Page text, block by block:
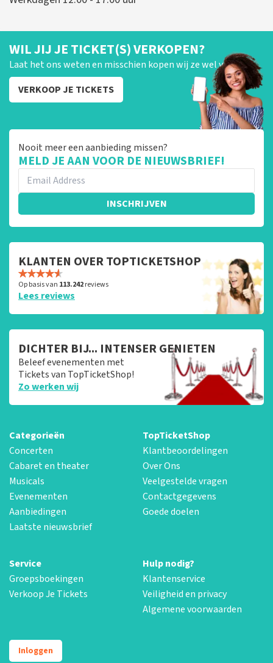
WIL JIJ JE TICKET(S) VERKOPEN?
Laat het ons weten en misschien kopen wij ze wel van je!
VERKOOP JE TICKETS
Nooit meer een aanbieding missen?
MELD JE AAN VOOR DE NIEUWSBRIEF!
INSCHRIJVEN
KLANTEN OVER TOPTICKETSHOP
Op basis van 113.242reviews
Lees reviews
DICHTER BIJ... INTENSER GENIETEN
Beleef evenementen met
Tickets van TopTicketShop!
Zo werken wij
Categorieën
Concerten
Cabaret en theater
Musicals
Evenementen
Aanbiedingen
Laatste nieuwsbrief
TopTicketShop
Klantbeoordelingen
Over Ons
Veelgestelde vragen
Contactgegevens
Goede doelen
Service
Groepsboekingen
Verkoop Je Tickets
Hulp nodig?
Klantenservice
Veiligheid en privacy
Algemene voorwaarden
Inloggen